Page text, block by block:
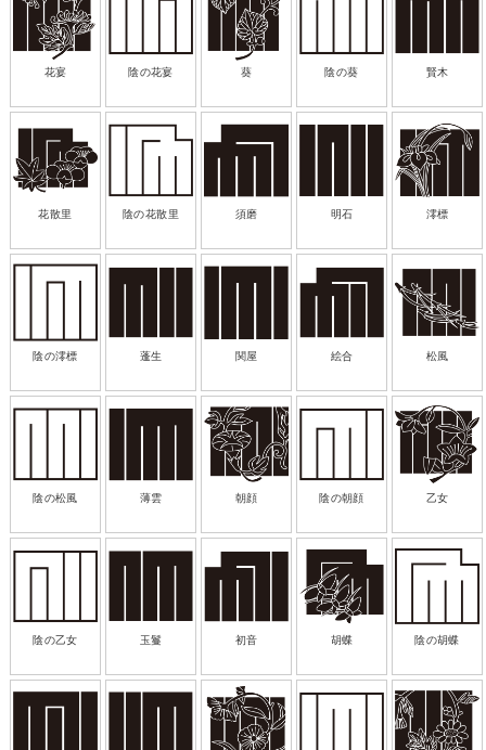
花宴 陰の花宴 葵 陰の葵 賢木
花散里 陰の花散里 須磨 明石 澪標
陰の澪標 蓬生 関屋 絵合 松風
陰の松風 薄雲 朝顔 陰の朝顔 乙女
陰の乙女 玉鬘 初音 胡蝶 陰の胡蝶